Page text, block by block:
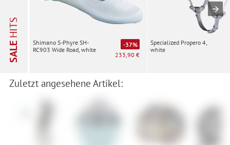
SALE
HITS
Shimano S-Phyre SH-
RC903 Wide Road, white
-37%
233,90 €
Specialized Propero 4,
white
Zuletzt angesehene Artikel: